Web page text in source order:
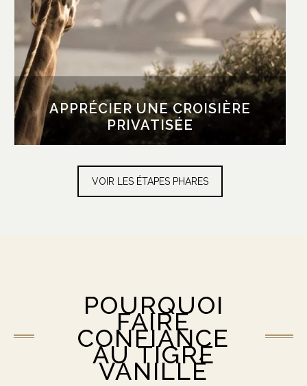
APPRÉCIER UNE CROISIÈRE
PRIVATISÉE
Darling Harbour, et les nombreuses îles et
plages, avant de faire un arrêt au zoo Taronga,
qui rassemble les animaux emblématiques de
l’Australie.
VOIR LES ÉTAPES PHARES
POURQUOI
FAIRE
CONFIANCE
AU TIGRE
VANILLÉ